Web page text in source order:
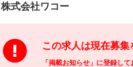
株式会社ワコー
この求人は現在募集
「掲載お知らせ」に登録し